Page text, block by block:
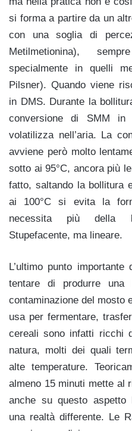
si forma a partire da un
con una soglia di
Metilmetionina),
specialmente in quelli
Pilsner). Quando viene
in DMS. Durante la
conversione di SMM
volatilizza nell’aria. La
avviene però molto
sotto ai 95°C, ancora più
fatto, saltando la bollitura
ai 100°C si evita la
necessita più della
Stupefacente, ma lineare.
L’ultimo punto
tentare di produrre
contaminazione del mosto
usa per fermentare,
cereali sono infatti ricchi
natura, molti dei quali
alte temperature.
almeno 15 minuti mette al
anche su questo aspetto
una realtà differente. Le